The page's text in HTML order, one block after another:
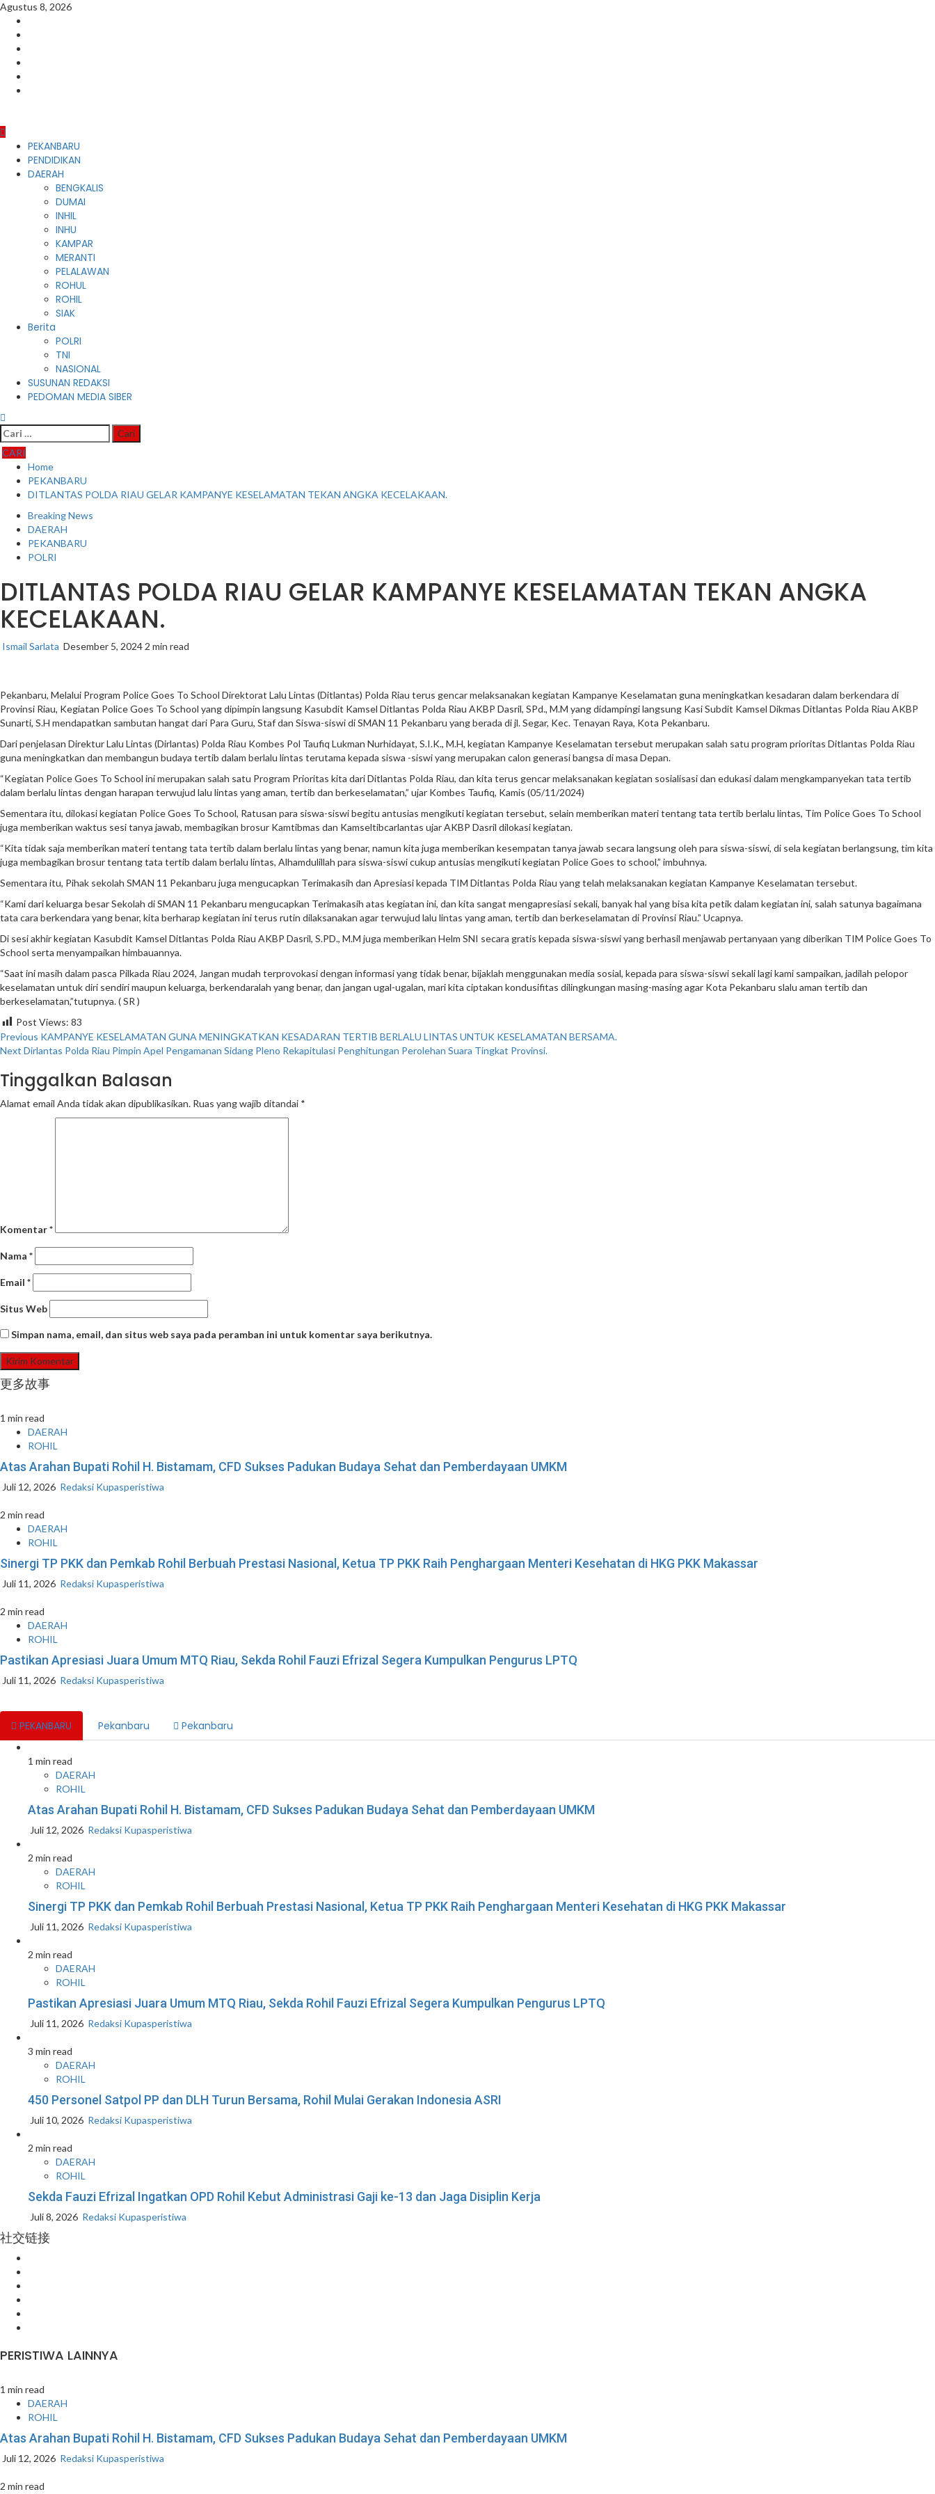
Skip
content
Agustus 8, 2026
Primary
Menu
PEKANBARU
PENDIDIKAN
DAERAH
BENGKALIS
DUMAI
INHIL
INHU
KAMPAR
MERANTI
PELALAWAN
ROHUL
ROHIL
SIAK
Berita
POLRI
TNI
NASIONAL
SUSUNAN REDAKSI
PEDOMAN MEDIA SIBER
Cari
untuk:
CARI
Home
PEKANBARU
DITLANTAS POLDA RIAU GELAR KAMPANYE KESELAMATAN TEKAN ANGKA KECELAKAAN.
Breaking News
DAERAH
PEKANBARU
POLRI
DITLANTAS POLDA RIAU GELAR KAMPANYE KESELAMATAN TEKAN ANGKA
KECELAKAAN.
Ismail Sarlata Desember 5, 2024 2 min read
Pekanbaru, Melalui Program Police Goes To School Direktorat Lalu Lintas (Ditlantas) Polda Riau terus gencar melaksanakan kegiatan Kampanye Keselamatan guna meningkatkan kesadaran dalam berkendara di
Provinsi Riau, Kegiatan Police Goes To School yang dipimpin langsung Kasubdit Kamsel Ditlantas Polda Riau AKBP Dasril, SPd., M.M yang didampingi langsung Kasi Subdit Kamsel Dikmas Ditlantas Polda Riau AKBP
Sunarti, S.H mendapatkan sambutan hangat dari Para Guru, Staf dan Siswa-siswi di SMAN 11 Pekanbaru yang berada di jl. Segar, Kec. Tenayan Raya, Kota Pekanbaru.
Dari penjelasan Direktur Lalu Lintas (Dirlantas) Polda Riau Kombes Pol Taufiq Lukman Nurhidayat, S.I.K., M.H, kegiatan Kampanye Keselamatan tersebut merupakan salah satu program prioritas Ditlantas Polda Riau
guna meningkatkan dan membangun budaya tertib dalam berlalu lintas terutama kepada siswa -siswi yang merupakan calon generasi bangsa di masa Depan.
“Kegiatan Police Goes To School ini merupakan salah satu Program Prioritas kita dari Ditlantas Polda Riau, dan kita terus gencar melaksanakan kegiatan sosialisasi dan edukasi dalam mengkampanyekan tata tertib
dalam berlalu lintas dengan harapan terwujud lalu lintas yang aman, tertib dan berkeselamatan,” ujar Kombes Taufiq, Kamis (05/11/2024)
Sementara itu, dilokasi kegiatan Police Goes To School, Ratusan para siswa-siswi begitu antusias mengikuti kegiatan tersebut, selain memberikan materi tentang tata tertib berlalu lintas, Tim Police Goes To School
juga memberikan waktus sesi tanya jawab, membagikan brosur Kamtibmas dan Kamseltibcarlantas ujar AKBP Dasril dilokasi kegiatan.
“Kita tidak saja memberikan materi tentang tata tertib dalam berlalu lintas yang benar, namun kita juga memberikan kesempatan tanya jawab secara langsung oleh para siswa-siswi, di sela kegiatan berlangsung, tim kita
juga membagikan brosur tentang tata tertib dalam berlalu lintas, Alhamdulillah para siswa-siswi cukup antusias mengikuti kegiatan Police Goes to school,” imbuhnya.
Sementara itu, Pihak sekolah SMAN 11 Pekanbaru juga mengucapkan Terimakasih dan Apresiasi kepada TIM Ditlantas Polda Riau yang telah melaksanakan kegiatan Kampanye Keselamatan tersebut.
“Kami dari keluarga besar Sekolah di SMAN 11 Pekanbaru mengucapkan Terimakasih atas kegiatan ini, dan kita sangat mengapresiasi sekali, banyak hal yang bisa kita petik dalam kegiatan ini, salah satunya bagaimana
tata cara berkendara yang benar, kita berharap kegiatan ini terus rutin dilaksanakan agar terwujud lalu lintas yang aman, tertib dan berkeselamatan di Provinsi Riau.” Ucapnya.
Di sesi akhir kegiatan Kasubdit Kamsel Ditlantas Polda Riau AKBP Dasril, S.PD., M.M juga memberikan Helm SNI secara gratis kepada siswa-siswi yang berhasil menjawab pertanyaan yang diberikan TIM Police Goes To
School serta menyampaikan himbauannya.
“Saat ini masih dalam pasca Pilkada Riau 2024, Jangan mudah terprovokasi dengan informasi yang tidak benar, bijaklah menggunakan media sosial, kepada para siswa-siswi sekali lagi kami sampaikan, jadilah pelopor
keselamatan untuk diri sendiri maupun keluarga, berkendaralah yang benar, dan jangan ugal-ugalan, mari kita ciptakan kondusifitas dilingkungan masing-masing agar Kota Pekanbaru slalu aman tertib dan
berkeselamatan,”tutupnya. ( SR )
Post Views: 83
Continue
Reading
Previous KAMPANYE KESELAMATAN GUNA MENINGKATKAN KESADARAN TERTIB BERLALU LINTAS UNTUK KESELAMATAN BERSAMA.
Next Dirlantas Polda Riau Pimpin Apel Pengamanan Sidang Pleno Rekapitulasi Penghitungan Perolehan Suara Tingkat Provinsi.
Tinggalkan Balasan
Alamat email Anda tidak akan dipublikasikan. Ruas yang wajib ditandai *
Komentar*
Nama *
Email *
Situs Web
Simpan nama, email, dan situs web saya pada peramban ini untuk komentar saya berikutnya.
更多故事
1 min read
DAERAH
ROHIL
Atas Arahan Bupati Rohil H. Bistamam, CFD Sukses Padukan Budaya Sehat dan Pemberdayaan UMKM
Juli 12, 2026 Redaksi Kupasperistiwa
2 min read
DAERAH
ROHIL
Sinergi TP PKK dan Pemkab Rohil Berbuah Prestasi Nasional, Ketua TP PKK Raih Penghargaan Menteri Kesehatan di HKG PKK Makassar
Juli 11, 2026 Redaksi Kupasperistiwa
2 min read
DAERAH
ROHIL
Pastikan Apresiasi Juara Umum MTQ Riau, Sekda Rohil Fauzi Efrizal Segera Kumpulkan Pengurus LPTQ
Juli 11, 2026 Redaksi Kupasperistiwa
PEKANBARU Pekanbaru Pekanbaru
1 min read
DAERAH
ROHIL
Atas Arahan Bupati Rohil H. Bistamam, CFD Sukses Padukan Budaya Sehat dan Pemberdayaan UMKM
Juli 12, 2026 Redaksi Kupasperistiwa
2 min read
DAERAH
ROHIL
Sinergi TP PKK dan Pemkab Rohil Berbuah Prestasi Nasional, Ketua TP PKK Raih Penghargaan Menteri Kesehatan di HKG PKK Makassar
Juli 11, 2026 Redaksi Kupasperistiwa
2 min read
DAERAH
ROHIL
Pastikan Apresiasi Juara Umum MTQ Riau, Sekda Rohil Fauzi Efrizal Segera Kumpulkan Pengurus LPTQ
Juli 11, 2026 Redaksi Kupasperistiwa
3 min read
DAERAH
ROHIL
450 Personel Satpol PP dan DLH Turun Bersama, Rohil Mulai Gerakan Indonesia ASRI
Juli 10, 2026 Redaksi Kupasperistiwa
2 min read
DAERAH
ROHIL
Sekda Fauzi Efrizal Ingatkan OPD Rohil Kebut Administrasi Gaji ke-13 dan Jaga Disiplin Kerja
Juli 8, 2026 Redaksi Kupasperistiwa
社交链接
PERISTIWA LAINNYA
1 min read
DAERAH
ROHIL
Atas Arahan Bupati Rohil H. Bistamam, CFD Sukses Padukan Budaya Sehat dan Pemberdayaan UMKM
Juli 12, 2026 Redaksi Kupasperistiwa
2 min read